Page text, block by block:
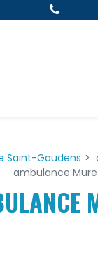
Saint-Gaudens
ambulance
des cookies